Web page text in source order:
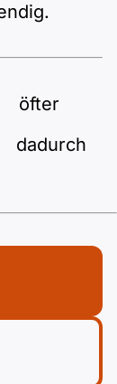
öfter
dadurch